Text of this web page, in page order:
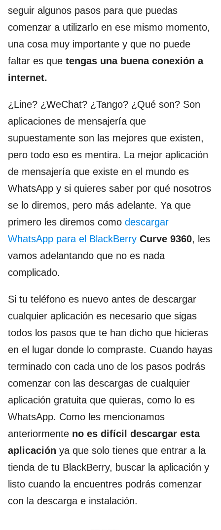
seguir algunos pasos para que puedas
comenzar a utilizarlo en ese mismo momento,
una cosa muy importante y que no puede
faltar es que tengas una buena conexión a
internet.
¿Line? ¿WeChat? ¿Tango? ¿Qué son? Son
aplicaciones de mensajería que
supuestamente son las mejores que existen,
pero todo eso es mentira. La mejor aplicación
de mensajería que existe en el mundo es
WhatsApp y si quieres saber por qué nosotros
se lo diremos, pero más adelante. Ya que
primero les diremos como descargar
WhatsApp para el BlackBerry Curve 9360, les
vamos adelantando que no es nada
complicado.
Si tu teléfono es nuevo antes de descargar
cualquier aplicación es necesario que sigas
todos los pasos que te han dicho que hicieras
en el lugar donde lo compraste. Cuando hayas
terminado con cada uno de los pasos podrás
comenzar con las descargas de cualquier
aplicación gratuita que quieras, como lo es
WhatsApp. Como les mencionamos
anteriormente no es difícil descargar esta
aplicación ya que solo tienes que entrar a la
tienda de tu BlackBerry, buscar la aplicación y
listo cuando la encuentres podrás comenzar
con la descarga e instalación.